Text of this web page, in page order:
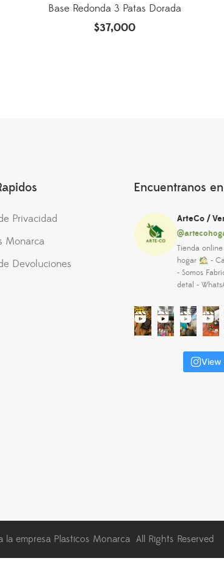
Base Redonda 3 Patas Dorada
$37,000
Privacidad
Monarca
Devoluciones
Encuentranos
ArteCo /
Tienda
hogar
-
- Somos
detal -
View
empresa Plasticos Monarca All Rights Reserved